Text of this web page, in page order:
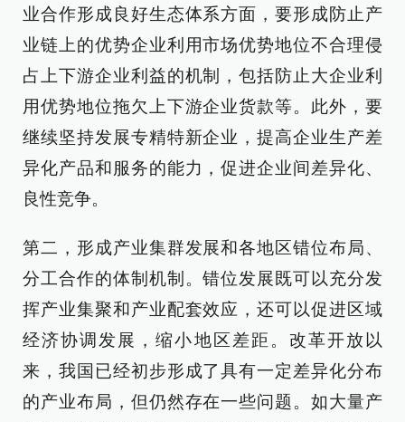
业合作形成良好生态体系方面，要形成防止产
业链上的优势企业利用市场优势地位不合理侵
占上下游企业利益的机制，包括防止大企业利
用优势地位拖欠上下游企业货款等。此外，要
继续坚持发展专精特新企业，提高企业生产差
异化产品和服务的能力，促进企业间差异化、
良性竞争。
第二，形成产业集群发展和各地区错位布局、
分工合作的体制机制。错位发展既可以充分发
挥产业集聚和产业配套效应，还可以促进区域
经济协调发展，缩小地区差距。改革开放以
来，我国已经初步形成了具有一定差异化分布
的产业布局，但仍然存在一些问题。如大量产